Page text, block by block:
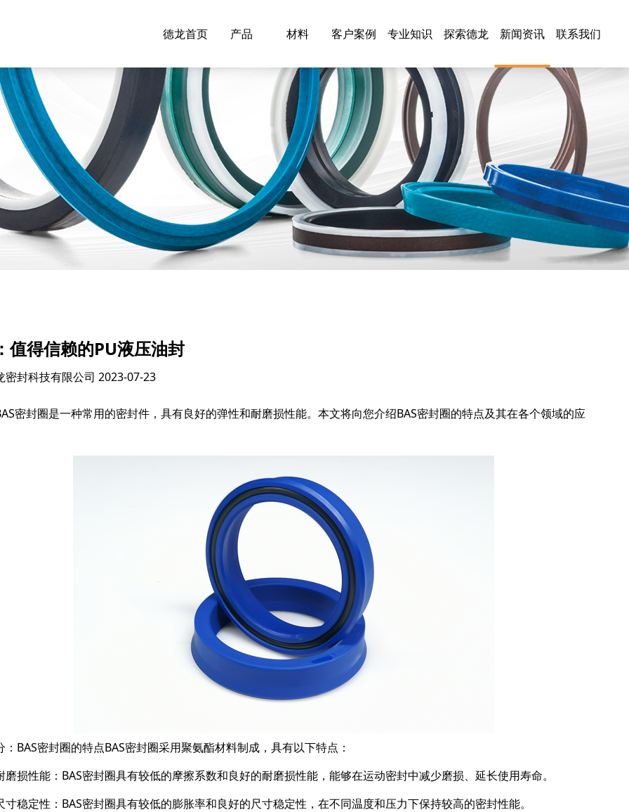
德龙首页 产品 材料 客户案例 专业知识 探索德龙 新闻资讯 联系我们
值得信赖的PU液压油封
密封科技有限公司 2023-07-23
密封圈是一种常用的密封件，具有良好的弹性和耐磨损性能。本文将向您介绍BAS密封圈的特点及其在各个领域的应
：BAS密封圈的特点BAS密封圈采用聚氨酯材料制成，具有以下特点：
磨损性能：BAS密封圈具有较低的摩擦系数和良好的耐磨损性能，能够在运动密封中减少磨损、延长使用寿命。
寸稳定性：BAS密封圈具有较低的膨胀率和良好的尺寸稳定性，在不同温度和压力下保持较高的密封性能。